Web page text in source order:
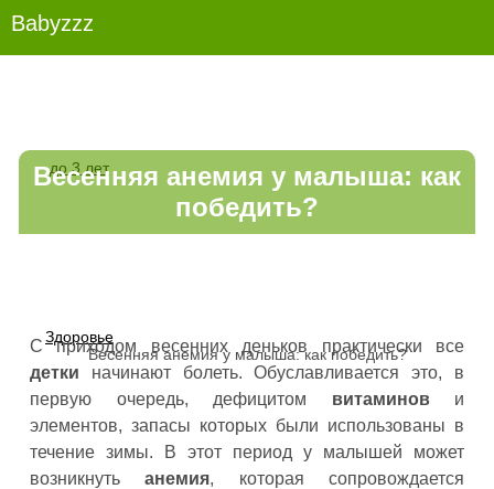
Babyzzz
до 3 лет
Здоровье
Весенняя анемия у малыша: как победить?
Весенняя анемия у малыша: как
победить?
С приходом весенних деньков практически все
детки начинают болеть. Обуславливается это, в
первую очередь, дефицитом витаминови
элементов, запасы которых были использованы в
течение зимы. В этот период у малышей может
возникнутьанемия, которая сопровождается